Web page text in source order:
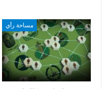
مساحة رأي